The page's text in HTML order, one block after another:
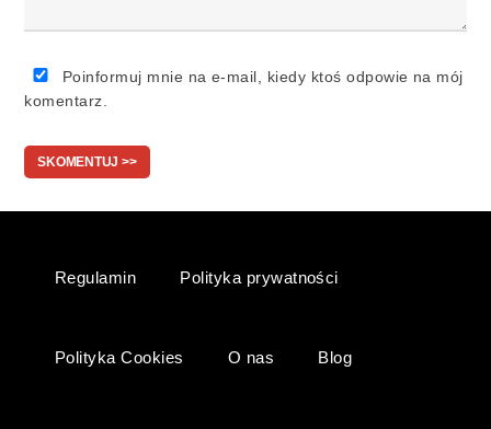
Poinformuj mnie na e-mail, kiedy ktoś odpowie na mój
komentarz.
Regulamin Polityka prywatności
Polityka Cookies O nas Blog